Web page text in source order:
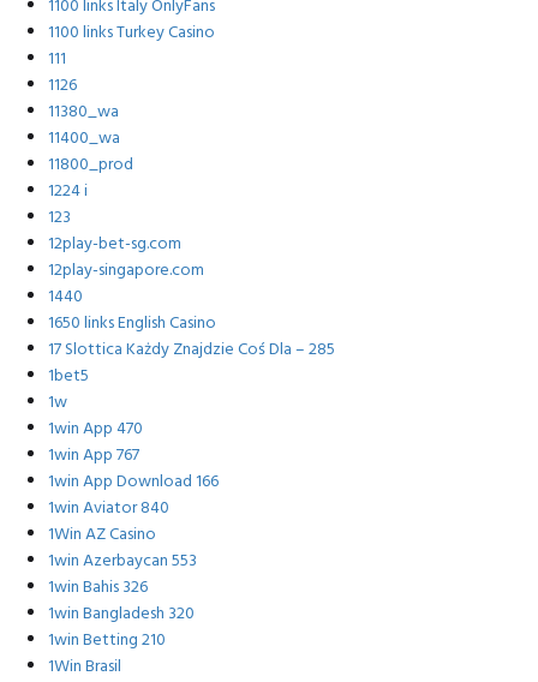
1100 links Italy OnlyFans
1100 links Turkey Casino
111
1126
11380_wa
11400_wa
11800_prod
1224 i
123
12play-bet-sg.com
12play-singapore.com
1440
1650 links English Casino
17 Slottica Każdy Znajdzie Coś Dla – 285
1bet5
1w
1win App 470
1win App 767
1win App Download 166
1win Aviator 840
1Win AZ Casino
1win Azerbaycan 553
1win Bahis 326
1win Bangladesh 320
1win Betting 210
1Win Brasil